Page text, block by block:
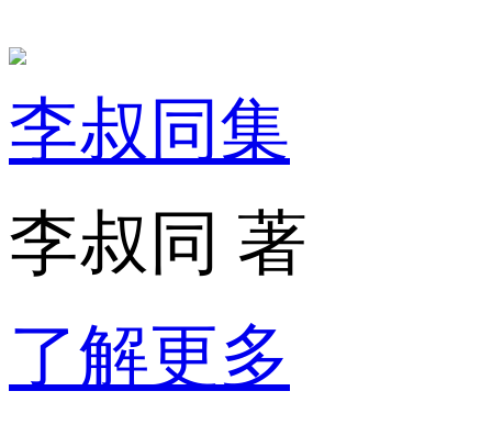
李叔同集
李叔同 著
了解更多